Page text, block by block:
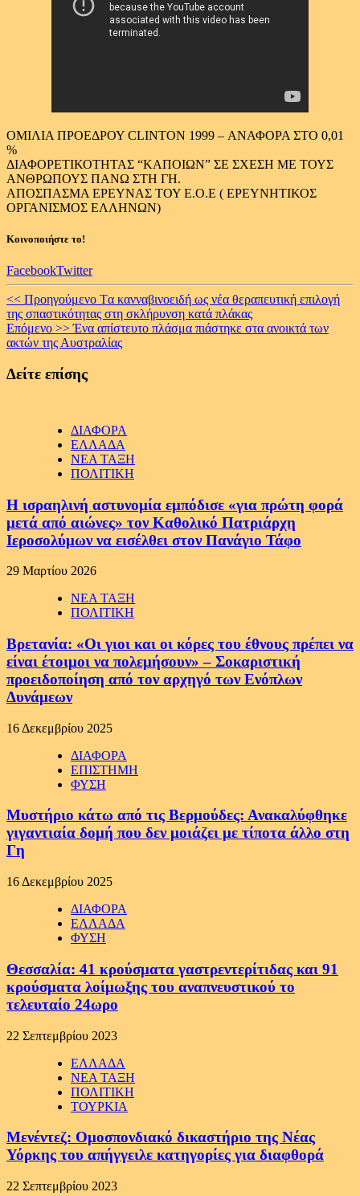
ΟΜΙΛΙΑ ΠΡΟΕΔΡΟΥ CLINTON 1999 – ΑΝΑΦΟΡΑ ΣΤΟ 0,01
%
ΔΙΑΦΟΡΕΤΙΚΟΤΗΤΑΣ “ΚΑΠΟΙΩΝ” ΣΕ ΣΧΕΣΗ ΜΕ ΤΟΥΣ
ΑΝΘΡΩΠΟΥΣ ΠΑΝΩ ΣΤΗ ΓΗ.
ΑΠΟΣΠΑΣΜΑ ΕΡΕΥΝΑΣ ΤΟΥ Ε.Ο.Ε ( ΕΡΕΥΝΗΤΙΚΟΣ
ΟΡΓΑΝΙΣΜΟΣ ΕΛΛΗΝΩΝ)
Κοινοποιήστε το!
FacebookTwitter
Continue
Reading
<< Προηγούμενο Tα κανναβινοειδή ως νέα θεραπευτική επιλογή
της σπαστικότητας στη σκλήρυνση κατά πλάκας
Επόμενο >>Ένα απίστευτο πλάσμα πιάστηκε στα ανοικτά των
ακτών της Αυστραλίας
Δείτε επίσης
ΔΙΑΦΟΡΑ
ΕΛΛΑΔΑ
ΝΕΑ ΤΑΞΗ
ΠΟΛΙΤΙΚΗ
Η ισραηλινή αστυνομία εμπόδισε «για πρώτη φορά
μετά από αιώνες» τον Καθολικό Πατριάρχη
Ιεροσολύμων να εισέλθει στον Πανάγιο Τάφο
29 Μαρτίου 2026
ΝΕΑ ΤΑΞΗ
ΠΟΛΙΤΙΚΗ
Βρετανία: «Οι γιοι και οι κόρες του έθνους πρέπει να
είναι έτοιμοι να πολεμήσουν» – Σοκαριστική
προειδοποίηση από τον αρχηγό των Ενόπλων
Δυνάμεων
16 Δεκεμβρίου 2025
ΔΙΑΦΟΡΑ
ΕΠΙΣΤΗΜΗ
ΦΥΣΗ
Μυστήριο κάτω από τις Βερμούδες: Ανακαλύφθηκε
γιγαντιαία δομή που δεν μοιάζει με τίποτα άλλο στη
Γη
16 Δεκεμβρίου 2025
ΔΙΑΦΟΡΑ
ΕΛΛΑΔΑ
ΦΥΣΗ
Θεσσαλία: 41 κρούσματα γαστρεντερίτιδας και 91
κρούσματα λοίμωξης του αναπνευστικού το
τελευταίο 24ωρο
22 Σεπτεμβρίου 2023
ΕΛΛΑΔΑ
ΝΕΑ ΤΑΞΗ
ΠΟΛΙΤΙΚΗ
ΤΟΥΡΚΙΑ
Μενέντεζ: Ομοσπονδιακό δικαστήριο της Νέας
Υόρκης του απήγγειλε κατηγορίες για διαφθορά
22 Σεπτεμβρίου 2023